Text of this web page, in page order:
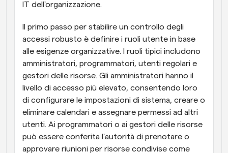
IT dell'organizzazione.
Il primo passo per stabilire un controllo degli
accessi robusto è definire i ruoli utente in base
alle esigenze organizzative. I ruoli tipici includono
amministratori, programmatori, utenti regolari e
gestori delle risorse. Gli amministratori hanno il
livello di accesso più elevato, consentendo loro
di configurare le impostazioni di sistema, creare o
eliminare calendari e assegnare permessi ad altri
utenti. Ai programmatori o ai gestori delle risorse
può essere conferita l'autorità di prenotare o
approvare riunioni per risorse condivise come